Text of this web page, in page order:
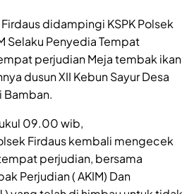
didampingi KSPK Polsek
Selaku Penyedia Tempat
perjudian Meja tembak ikan
dusun XII Kebun Sayur Desa
Bamban.
09.00 wib,
Firdaus kembali mengecek
perjudian, bersama
Perjudian ( AKIM) Dan